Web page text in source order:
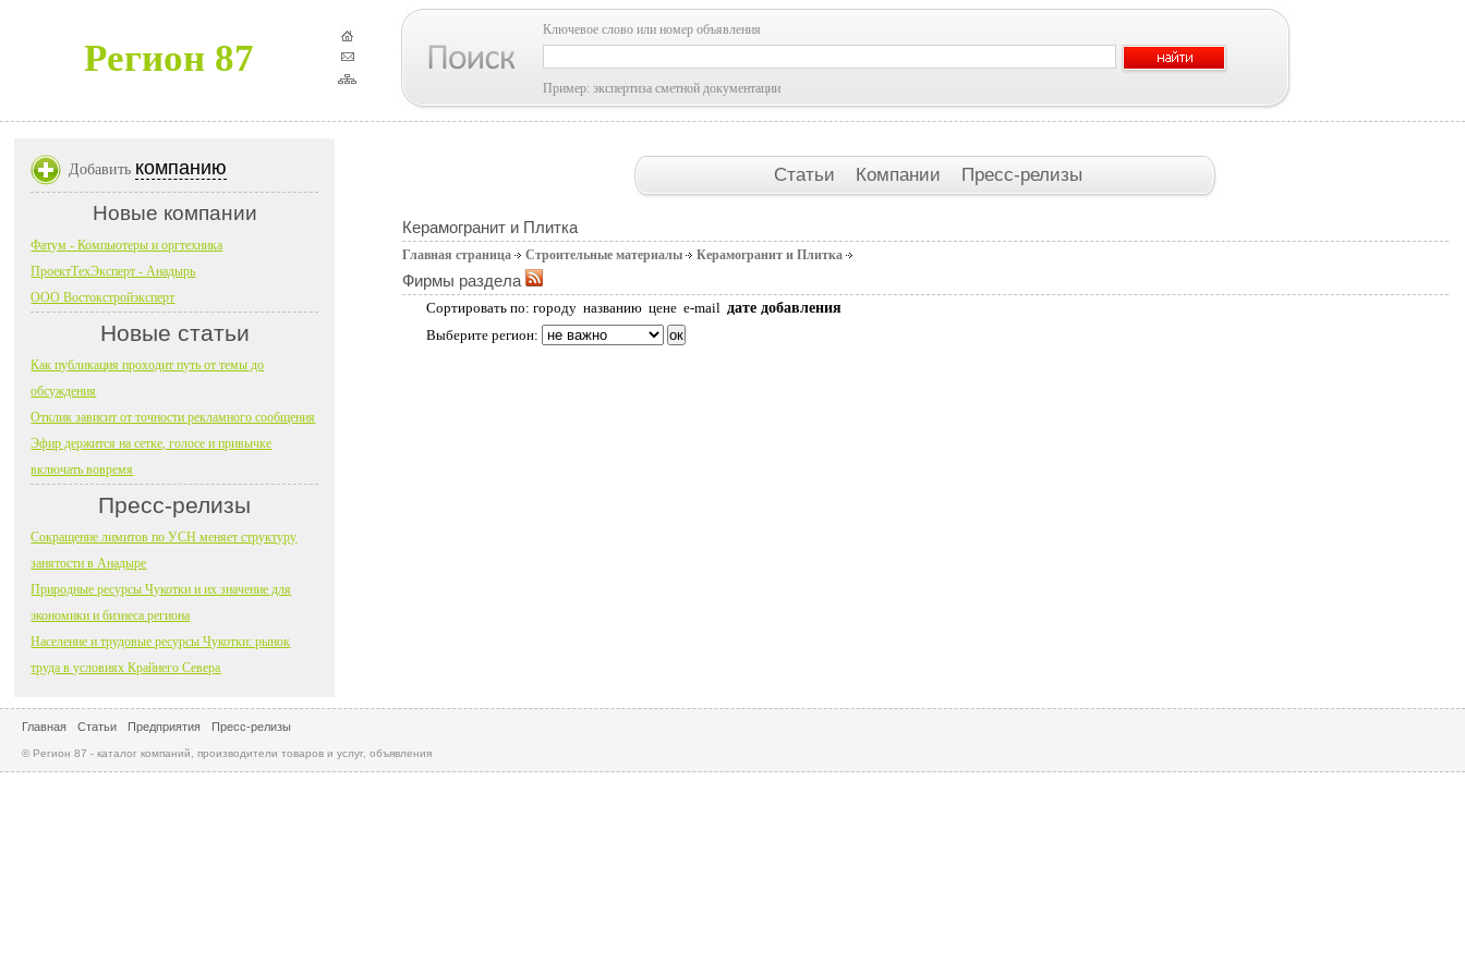
Регион 87
Ключевое слово или номер объявления
Пример: экспертиза сметной документации
Статьи Компании Пресс-релизы
Керамогранит и Плитка
Главная страница Строительные материалы Керамогранит и Плитка
Фирмы раздела
Сортировать по: городу названию цене e-mail дате добавления
Выберите регион:
Добавить компанию
Новые компании
Фатум - Компьютеры и оргтехника
ПроектТехЭксперт - Анадырь
ООО Востокстройэксперт
Новые статьи
Как публикация проходит путь от темы до
обсуждения
Отклик зависит от точности рекламного сообщения
Эфир держится на сетке, голосе и привычке
включать вовремя
Пресс-релизы
Сокращение лимитов по УСН меняет структуру
занятости в Анадыре
Природные ресурсы Чукотки и их значение для
экономики и бизнеса региона
Население и трудовые ресурсы Чукотки: рынок
труда в условиях Крайнего Севера
Главная Статьи Предприятия Пресс-релизы
© Регион 87 - каталог компаний, производители товаров и услуг, объявления